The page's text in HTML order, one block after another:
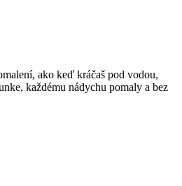
ako keď kráčaš pod vodou,
každému nádychu pomaly a bez